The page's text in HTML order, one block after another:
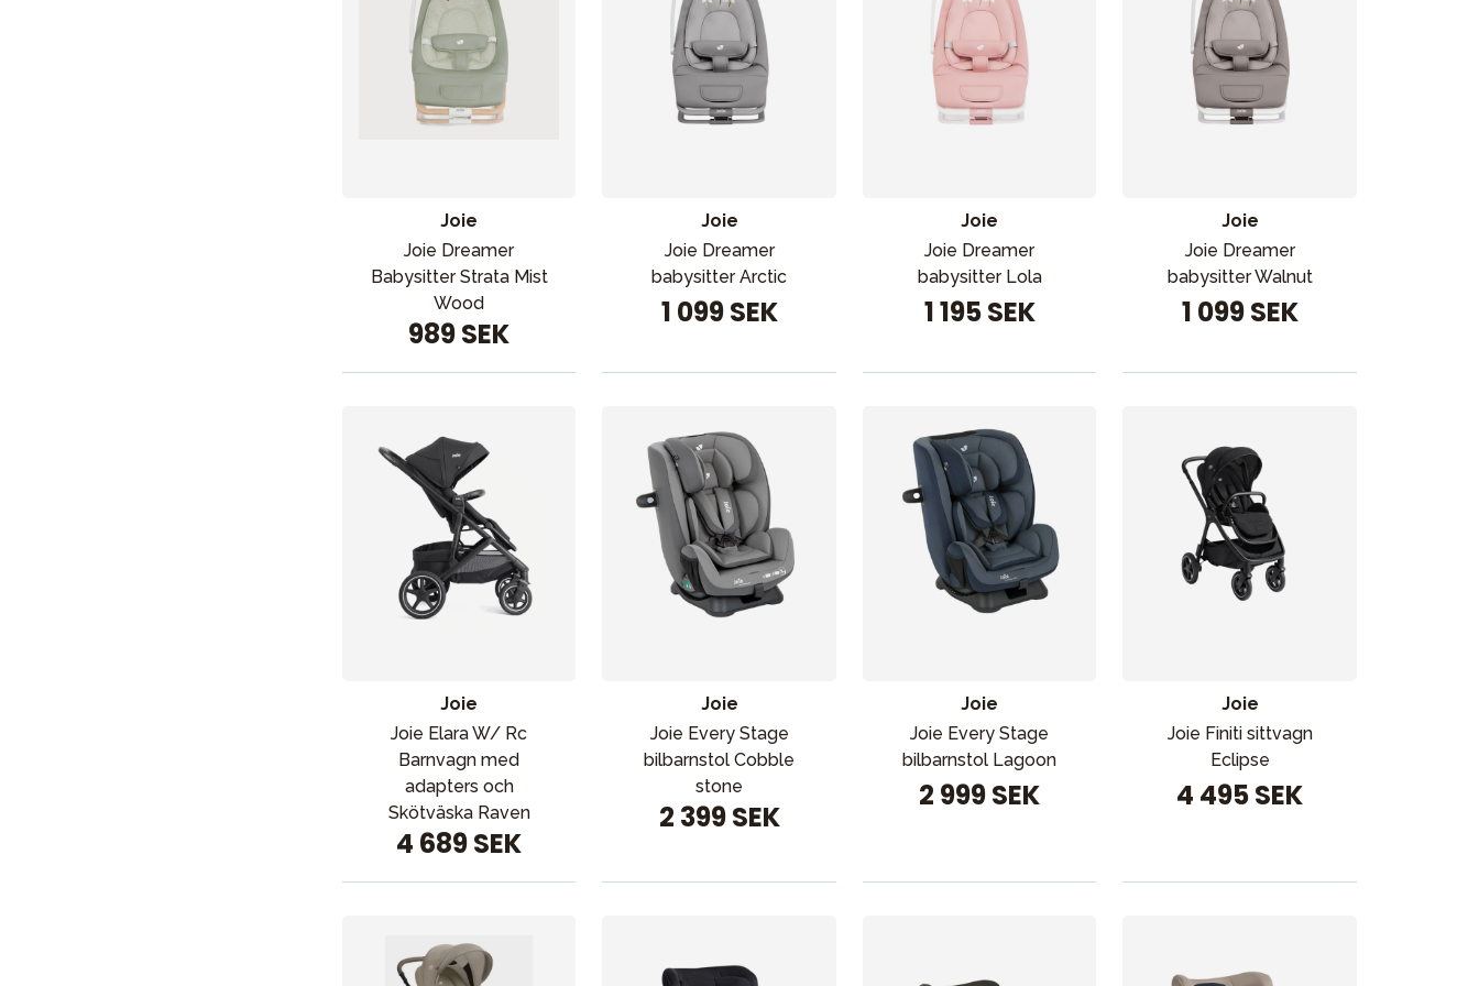
Joie
Joie Dreamer
Babysitter Strata Mist
Wood
989 SEK
Joie
Joie Dreamer
babysitter Arctic
1 099 SEK
Joie
Joie Dreamer
babysitter Lola
1 195 SEK
Joie
Joie Dreamer
babysitter Walnut
1 099 SEK
Joie
Joie Elara W/ Rc
Barnvagn med
adapters och
Skötväska Raven
4 689 SEK
Joie
Joie Every Stage
bilbarnstol Cobble
stone
2 399 SEK
Joie
Joie Every Stage
bilbarnstol Lagoon
2 999 SEK
Joie
Joie Finiti sittvagn
Eclipse
4 495 SEK